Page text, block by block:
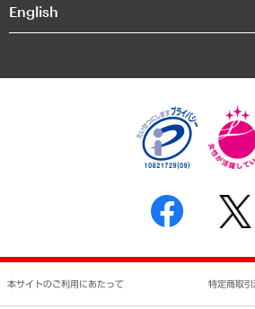
個人情報保護方針
反社会的勢力に対する基本方針
書面による個人情報の開示等の請求の手続きにつ
English
本サイトのご利用にあたって 特定商取